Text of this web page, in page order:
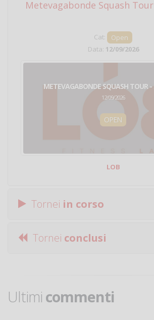
Metevagabonde Squash
Cat:
Open
Data: 12/09/2026
METEVAGABONDE SQUASH TOUR
12/09/2026
OPEN
LOB
Tornei in corso
Tornei conclusi
Ultimi commenti